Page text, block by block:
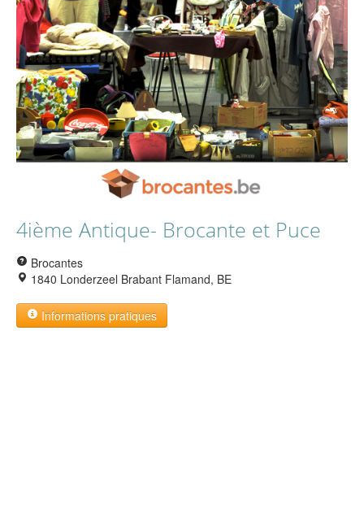
4ième Antique- Brocante et Puce
Brocantes
1840 Londerzeel Brabant Flamand, BE
Informations pratiques